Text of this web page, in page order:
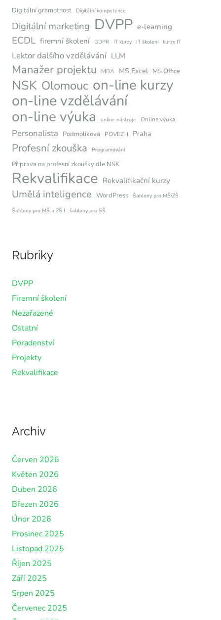
Digitální gramotnost Digitální kompetence
Digitální marketing DVPP e-learning
ECDL firemní školení GDPR IT kurzy IT školení kurzy IT
Lektor dalšího vzdělávání LLM
Manažer projektu MBA MS Excel MS Office
NSK Olomouc on-line kurzy
on-line vzdělávání
on-line výuka online nástroje Online výuka
Personalista Podmolíková POVEZ II Praha
Profesní zkouška Programování
Připrava na profesní zkoušky dle NSK
Rekvalifikace Rekvalifikační kurzy
Umělá inteligence WordPress Šablony pro MŠ/ZŠ
Šablony pro MŠ a ZŠ I
šablony pro SŠ
Rubriky
DVPP
Firemní školení
Nezařazené
Ostatní
Poradenství
Projekty
Rekvalifikace
Archiv
Červen 2026
Květen 2026
Duben 2026
Březen 2026
Únor 2026
Prosinec 2025
Listopad 2025
Říjen 2025
Září 2025
Srpen 2025
Červenec 2025